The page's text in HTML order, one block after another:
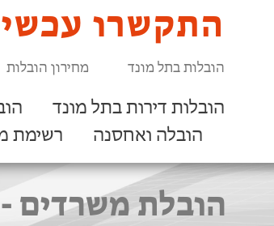
התקשרו
הובלות בתל מונד מחירון הובלות
הובלות דירות בתל מונד
הובלה ואחסנה
רשימת
הובלת משרדים